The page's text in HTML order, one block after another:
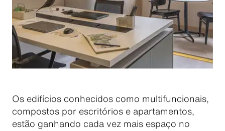
Os edifícios conhecidos como multifuncionais,
compostos por escritórios e apartamentos,
estão ganhando cada vez mais espaço no